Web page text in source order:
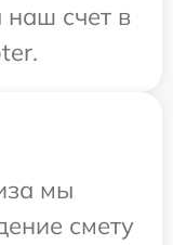
наш счет в
мы
смету